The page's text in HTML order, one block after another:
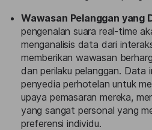
Wawasan Pelanggan yang
pengenalan suara real-time
menganalisis data dari
memberikan wawasan
dan perilaku pelanggan. Data
penyedia perhotelan untuk
upaya pemasaran mereka,
yang sangat personal yang
preferensi individu.